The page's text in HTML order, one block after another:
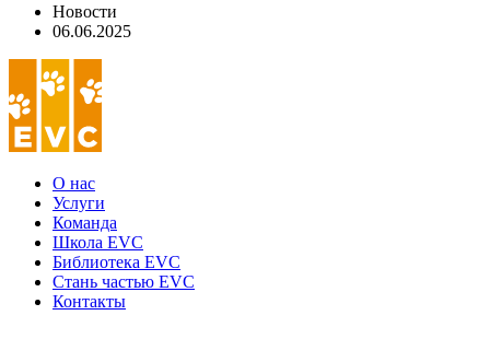
Новости
06.06.2025
О нас
Услуги
Команда
Школа EVC
Библиотека EVC
Стань частью EVC
Контакты